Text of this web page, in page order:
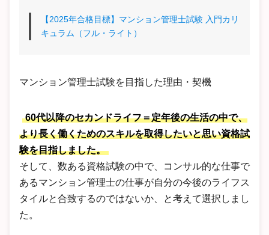
【2025年合格目標】マンション管理士試験 入門カリ
キュラム（フル・ライト）
マンション管理士試験を目指した理由・契機
60代以降のセカンドライフ＝定年後の生活の中で、
より長く働くためのスキルを取得したいと思い資格試
験を目指しました。
そして、数ある資格試験の中で、コンサル的な仕事で
あるマンション管理士の仕事が自分の今後のライフス
タイルと合致するのではないか、と考えて選択しまし
た。